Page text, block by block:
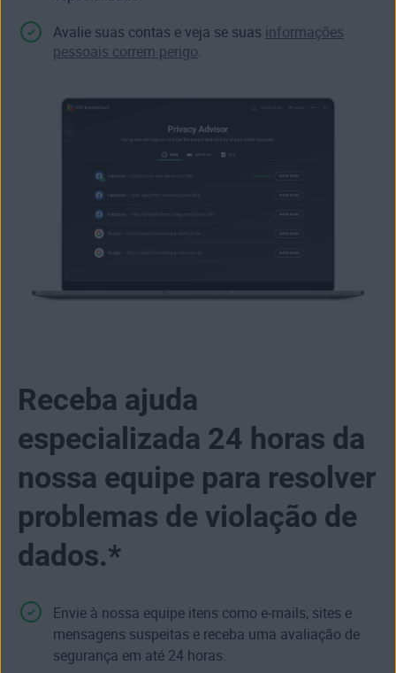
Avalie suas contas e veja se suas informações
pessoais correm perigo
Receba ajuda
especializada 24 horas da
nossa equipe para resolver
problemas de violação de
dados.*
Envie à nossa equipe itens como e‑mails, sites e
mensagens suspeitas e receba uma avaliação de
segurança em até 24 horas.